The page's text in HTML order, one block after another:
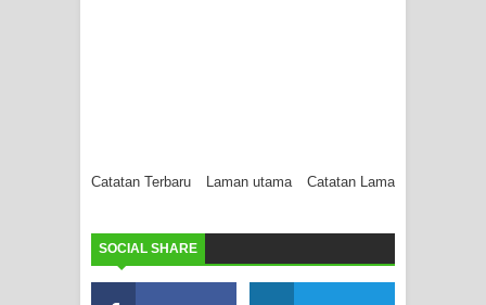
Catatan Terbaru Catatan Lama
Laman utama
SOCIAL SHARE